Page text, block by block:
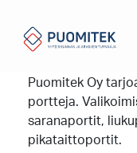
Portit
Puomitek Oy
portteja.
saranaportit,
pikataittoportit.